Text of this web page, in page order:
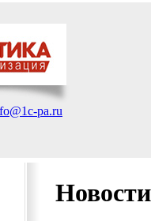
pa.ru